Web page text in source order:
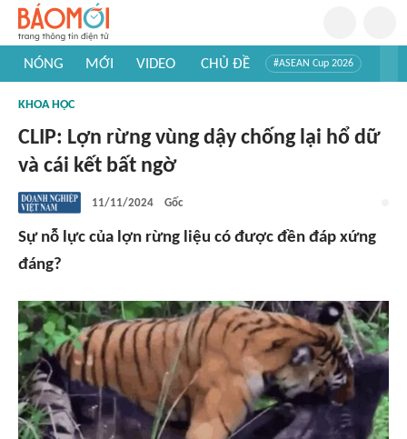
NÓNG MỚI VIDEO CHỦ ĐỀ #ASEAN Cup 2026
#Khám phá thế giới
KHOA HỌC
CLIP: Lợn rừng vùng dậy chống lại hổ dữ
và cái kết bất ngờ
11/11/2024 Gốc
Sự nỗ lực của lợn rừng liệu có được đền đáp xứng
đáng?